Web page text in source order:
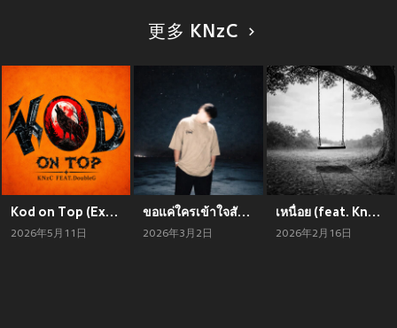
更多 KNzC
Kod on Top (Explicit)
2026年5月11日
ขอแค่ใครเข้าใจสักคนก็พอ
2026年3月2日
เหนื่อย (feat. Knzc) [Explicit]
2026年2月16日